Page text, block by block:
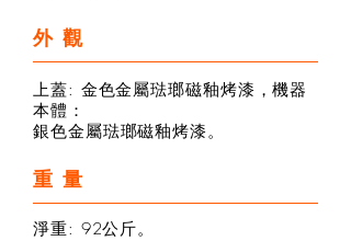
外觀
上蓋: 金色金屬琺瑯磁釉烤漆，機器
本體：
銀色金屬琺瑯磁釉烤漆。
重量
淨重: 92公斤。